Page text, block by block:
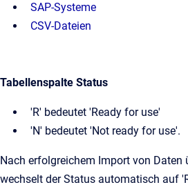
SAP-Systeme
CSV-Dateien
Tabellenspalte Status
'R' bedeutet 'Ready for use'
'N' bedeutet 'Not ready for use'.
Nach erfolgreichem Import von Daten
wechselt der Status automatisch auf